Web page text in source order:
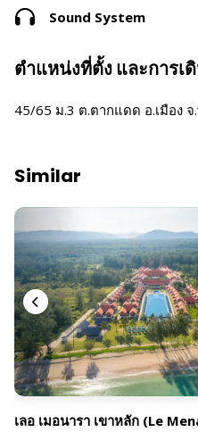
Sound System
ตำแหน่งที่ตั้ง และการเ
45/65 ม.3 ต.ตากแดด อ.เมือง จ
Similar
เลอ เมอนารา เขาหลัก (Le